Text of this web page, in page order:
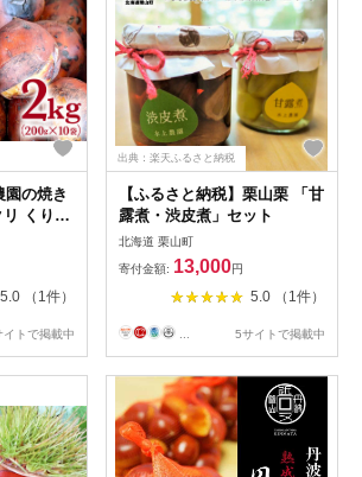
園の焼き
くり
5.0 （1件）
イトで掲載中
出典：楽天ふるさと納税
【ふるさと納税】栗山栗 「甘
露煮・渋皮煮」セット
北海道 栗山町
寄付金額: 13,000円
5.0 （1件）
5サイトで掲載中